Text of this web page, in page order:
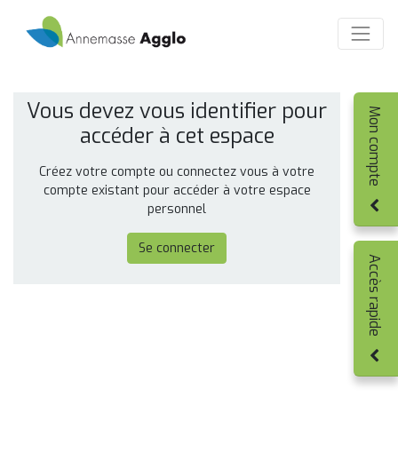
Mon compte
Accès rapide
Vous devez vous identifier pour
accéder à cet espace
Créez votre compte ou connectez vous à votre
compte existant pour accéder à votre espace
personnel
Se connecter